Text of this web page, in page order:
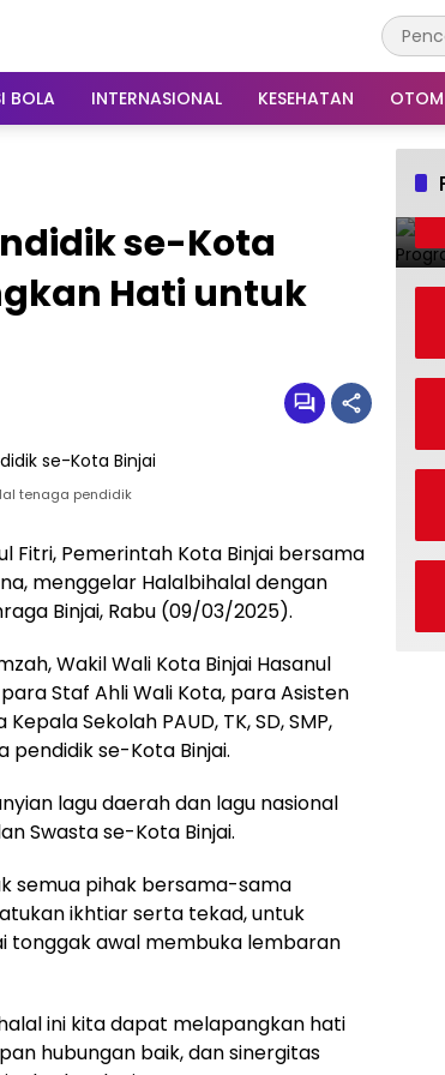
BOLA INTERNASIONAL KESEHATAN
se-Kota
Hati untuk
tenaga pendidik
Fitri, Pemerintah Kota Binjai bersama
menggelar Halalbihalal dengan
Binjai, Rabu (09/03/2025).
Wakil Wali Kota Binjai Hasanul
Staf Ahli Wali Kota, para Asisten
Sekolah PAUD, TK, SD, SMP,
pendidik se-Kota Binjai.
lagu daerah dan lagu nasional
Swasta se-Kota Binjai.
semua pihak bersama-sama
ikhtiar serta tekad, untuk
tonggak awal membuka lembaran
ini kita dapat melapangkan hati
hubungan baik, dan sinergitas